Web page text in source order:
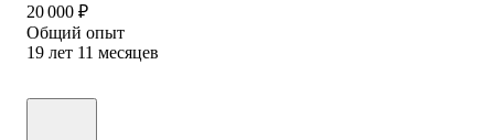
20 000 ₽
Общий опыт
19 лет 11 месяцев